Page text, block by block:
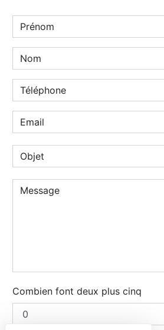
Combien font deux plus cinq